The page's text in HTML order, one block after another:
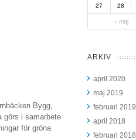
Bygg,
görs i samarbete
för gröna
« maj
27
28
ARKIV
april 2020
maj 2019
februari 2019
april 2018
februari 2018